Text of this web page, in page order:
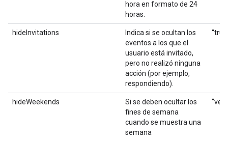
hora en formato de 24
horas.
hideInvitations
Indica si se ocultan los
eventos a los que el
usuario está invitado,
pero no realizó ninguna
acción (por ejemplo,
respondiendo).
hideWeekends
Si se deben ocultar los
fines de semana
cuando se muestra una
semana